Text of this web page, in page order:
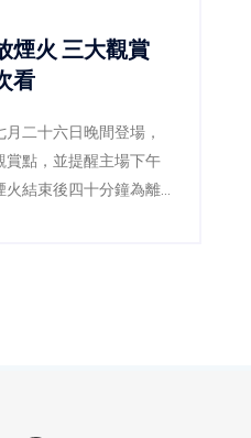
大觀賞
看
二十六日晚間登場，
賞點，並提醒主場下午
火結束後四十分鐘為離